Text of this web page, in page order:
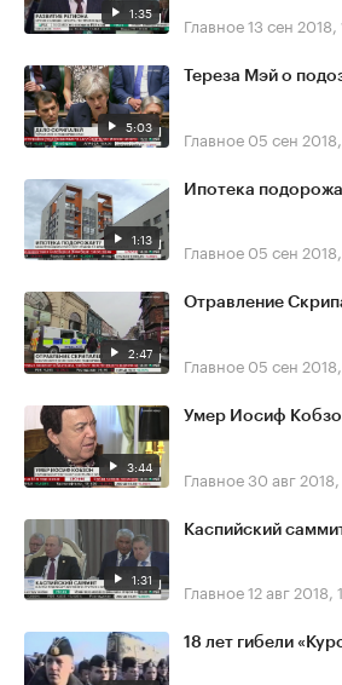
1:35 Главное13 сен
5:03
Тереза Мэй о
Главное 05 сен
1:13
Ипотека
Главное 05 сен
2:47
Отравление
Главное 05 сен
3:44
Умер Иосиф
Главное30 авг
1:31
Каспийский
Главное12 авг 2018,
18 лет гибели